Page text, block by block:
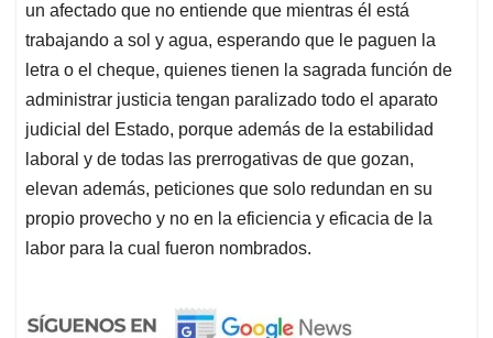
un afectado que no entiende que mientras él está
trabajando a sol y agua, esperando que le paguen la
letra o el cheque, quienes tienen la sagrada función de
administrar justicia tengan paralizado todo el aparato
judicial del Estado, porque además de la estabilidad
laboral y de todas las prerrogativas de que gozan,
elevan además, peticiones que solo redundan en su
propio provecho y no en la eficiencia y eficacia de la
labor para la cual fueron nombrados.